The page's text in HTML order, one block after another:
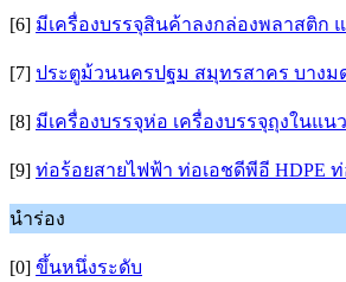
[6] มีเครื่องบรรจุสินค้าลงกล่องพลาสติก แ
[7] ประตูม้วนนครปฐม สมุทรสาคร บาง
[8] มีเครื่องบรรจุห่อ เครื่องบรรจุถุงในแนว
[9] ท่อร้อยสายไฟฟ้า ท่อเอชดีพีอี HDPE
นำร่อง
[0] ขึ้นหนึ่งระดับ